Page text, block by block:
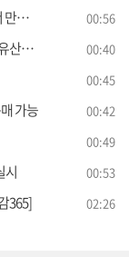
요 00:56
최 00:40
00:45
가능 00:42
00:49
시 00:53
365] 02:26